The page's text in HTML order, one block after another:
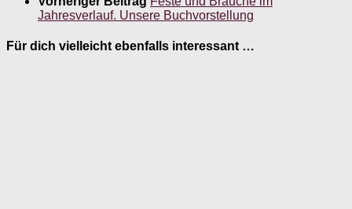
Jahresverlauf. Unsere Buchvorstellung
Für dich vielleicht ebenfalls interessant …